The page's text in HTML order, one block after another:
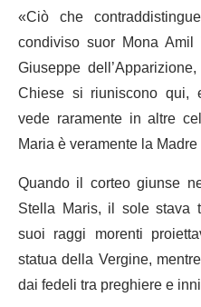
«Ciò che
condiviso suor Mona
Giuseppe
Chiese si riuniscono qui,
vede raramente in altre
Maria è veramente la
Quando il corteo giunse
Stella Maris, il sole stava
suoi raggi morenti
statua della Vergine,
dai fedeli tra preghiere e